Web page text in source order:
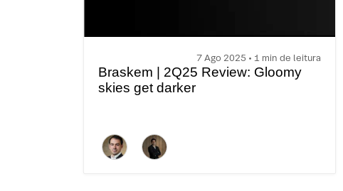
7 Ago 2025 • 1 min de leitura
Braskem | 2Q25 Review: Gloomy
skies get darker